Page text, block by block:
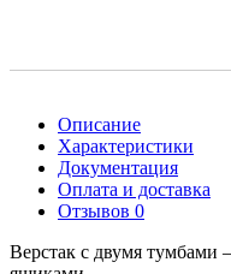
Описание
Характеристики
Документация
Оплата и доставка
Отзывов 0
Верстак с двумя